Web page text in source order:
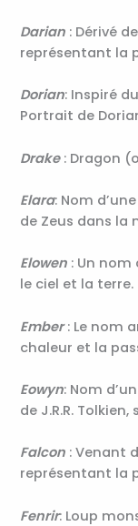
Darian : Dérivé
représentant la
Dorian: Inspiré
Portrait de
Drake: Dragon
Elara: Nom
de Zeus dans la
Elowen : Un nom
le ciel et la terre.
Ember: Le nom
chaleur et la
Eowyn: Nom
de J.R.R.
Falcon : Venant
représentant la
Fenrir: Loup